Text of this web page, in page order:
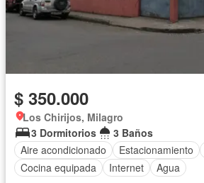
$ 350.000
Los Chirijos, Milagro
3 Dormitorios
3 Baños
Aire acondicionado
Estacionamiento
Cocina equipada
Internet Agua